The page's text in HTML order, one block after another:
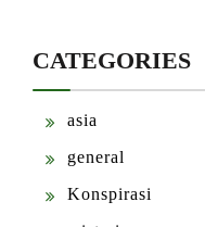
CATEGORIES
asia
general
Konspirasi